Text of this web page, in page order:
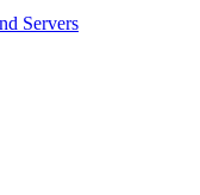
Servers